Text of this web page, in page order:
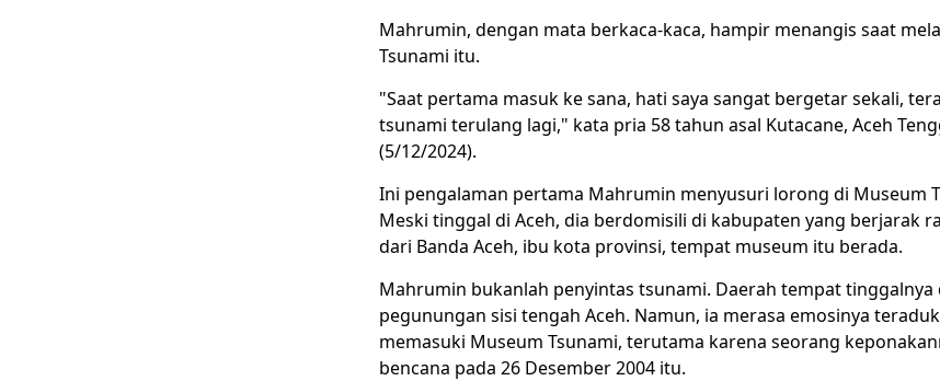
Mahrumin, dengan mata berkaca-kaca, hampir menangis saat
Tsunami itu.
"Saat pertama masuk ke sana, hati saya sangat bergetar sekali,
tsunami terulang lagi," kata pria 58 tahun asal Kutacane, Aceh
(5/12/2024).
Ini pengalaman pertama Mahrumin menyusuri lorong di Museum
Meski tinggal di Aceh, dia berdomisili di kabupaten yang berjarak
dari Banda Aceh, ibu kota provinsi, tempat museum itu berada.
Mahrumin bukanlah penyintas tsunami. Daerah tempat tinggalnya
pegunungan sisi tengah Aceh. Namun, ia merasa emosinya
memasuki Museum Tsunami, terutama karena seorang
bencana pada 26 Desember 2004 itu.